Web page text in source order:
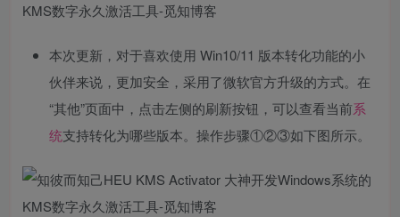
本次更新，对于喜欢使用 Win10/11 版本转化功能的小
伙伴来说，更加安全，采用了微软官方升级的方式。在
“其他”页面中，点击左侧的刷新按钮，可以查看当前系
统支持转化为哪些版本。操作步骤①②③如下图所示。